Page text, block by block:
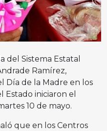
del Sistema Estatal
Ramírez,
Día de la Madre en los
Estado iniciaron el
10 de mayo.
que en los Centros